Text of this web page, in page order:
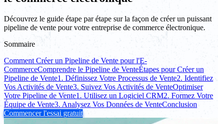
Découvrez le guide étape par étape sur la façon de créer un puissant
pipeline de vente pour votre entreprise de commerce électronique.
Sommaire
Comment Créer un Pipeline de Vente pour l'E-
CommerceComprendre le Pipeline de VenteÉtapes pour Créer un
Pipeline de Vente1. Définissez Votre Processus de Vente2. Identifiez
Vos Activités de Vente3. Suivez Vos Activités de VenteOptimiser
Votre Pipeline de Vente1. Utilisez un Logiciel CRM2. Formez Votre
Équipe de Vente3. Analysez Vos Données de VenteConclusion
Commencer l'essai gratuit